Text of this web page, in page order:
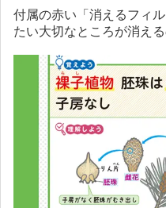
付属の赤い「消えるフィ
たい大切なところが消え